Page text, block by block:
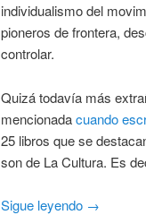
individualismo del
pioneros de frontera,
controlar.
Quizá todavía más
mencionadacuando
25 libros que se
son de La Cultura. Es
Sigue leyendo →